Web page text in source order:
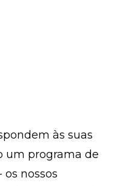
às suas
um programa de
nossos